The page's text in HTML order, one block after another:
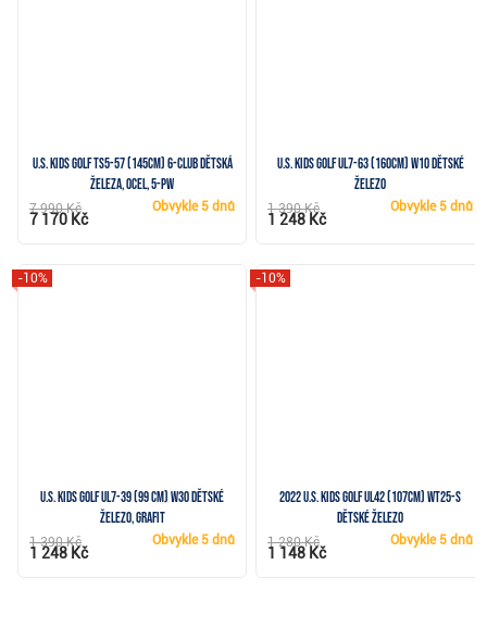
U.S. Kids Golf TS5-57 (145cm) 6-Club dětská
železa, ocel, 5-PW
Obvykle 5 dnů
7 990 Kč
7 170 Kč
U.S. Kids Golf UL7-63 (160cm) W10 dětské
železo
Obvykle 5 dnů
1 390 Kč
1 248 Kč
U.S. Kids Golf UL7-39 (99 cm) W30 dětské
železo, grafit
-10%
Obvykle 5 dnů
1 390 Kč
1 248 Kč
2022 U.S. Kids Golf UL42 (107cm) WT25-S
dětské železo
-10%
Obvykle 5 dnů
1 280 Kč
1 148 Kč